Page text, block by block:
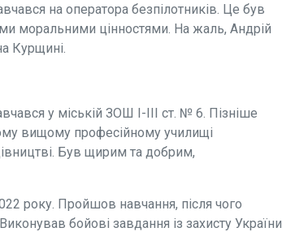
на оператора безпілотників. Це був
моральними цінностями. На жаль, Андрій
Курщині.
у міській ЗОШ І-ІІІ ст. № 6. Пізніше
вищому професійному училищі
Був щирим та добрим,
року. Пройшов навчання, після чого
бойові завдання із захисту України